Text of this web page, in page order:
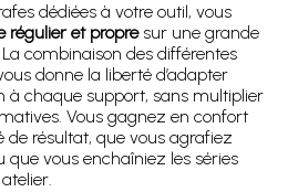
dédiées à votre outil, vous
régulier et propresur une grande
combinaison des différentes
donne la liberté d’adapter
à chaque support, sans multiplier
Vous gagnez en confort
de résultat, que vous agrafiez
que vous enchaîniez les séries